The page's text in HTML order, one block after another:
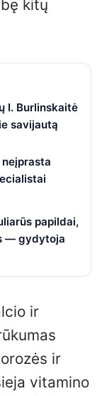
kitų
I. Burlinskaitė
savijautą
papildai,
— gydytoja
ir
ir
vitamino